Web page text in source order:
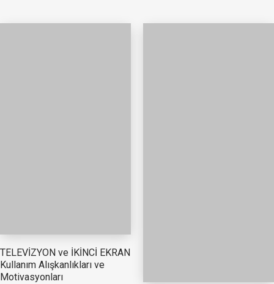
TELEVİZYON ve İKİNCİ EKRAN
Kullanım Alışkanlıkları ve
Motivasyonları